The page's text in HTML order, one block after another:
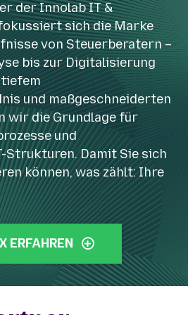
der Innolab IT &
sich die Marke
von Steuerberatern –
bis zur Digitalisierung
tiefem
und maßgeschneiderten
wir die Grundlage für
und
Strukturen. Damit Sie sich
können, was zählt: Ihre
ERFAHREN